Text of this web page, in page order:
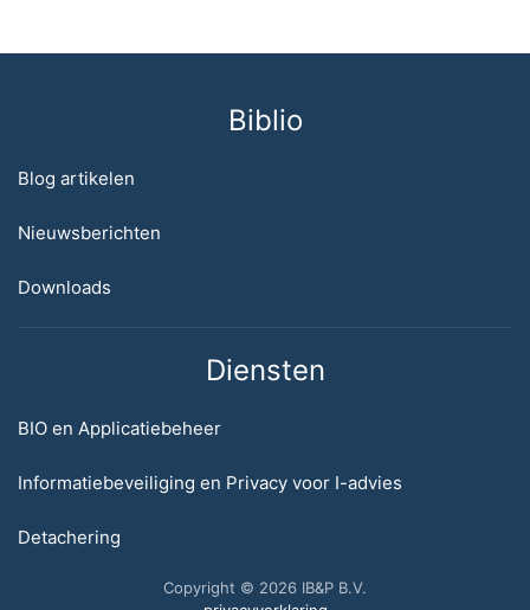
Biblio
Blog artikelen
Nieuwsberichten
Downloads
Diensten
BIO en Applicatiebeheer
Informatiebeveiliging en Privacy voor I-advies
Detachering
Copyright © 2026 IB&P B.V.